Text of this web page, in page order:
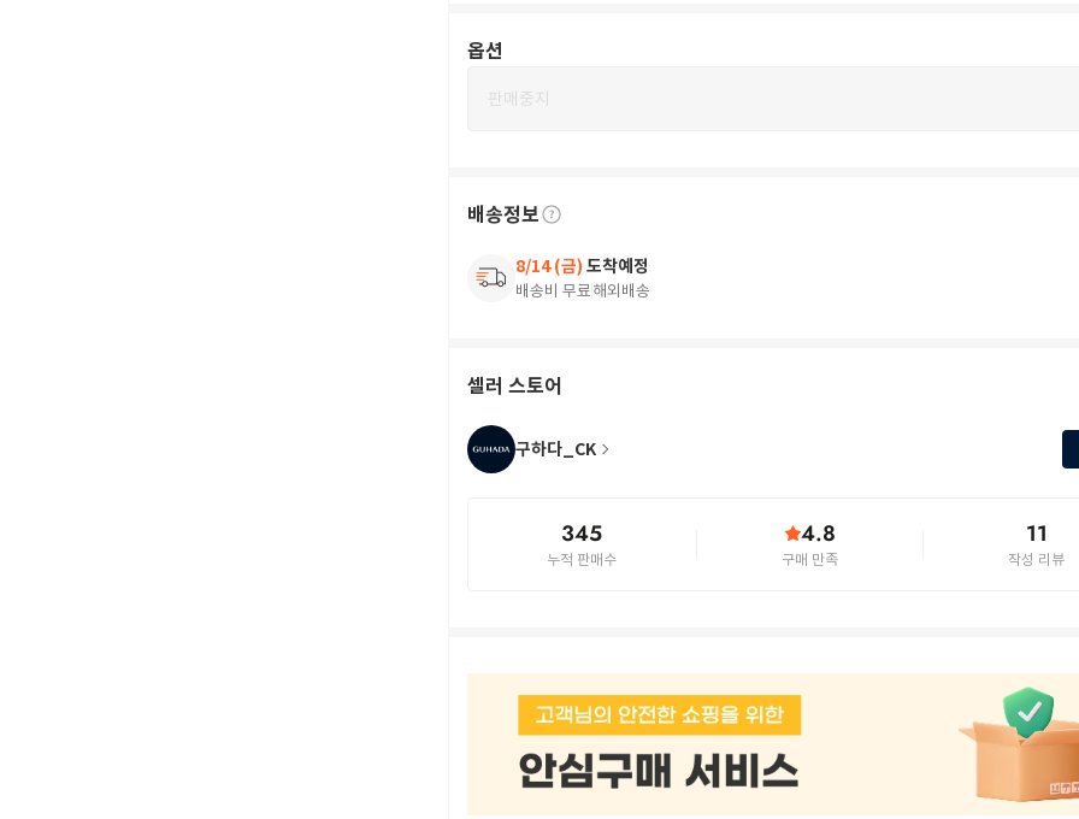
옵션
판매중지
배송정보
8/14 (금) 도착예정
배송비 무료해외배송
셀러 스토어
구하다_CK
345
누적 판매수
4.8
구매 만족
11
작성 리뷰